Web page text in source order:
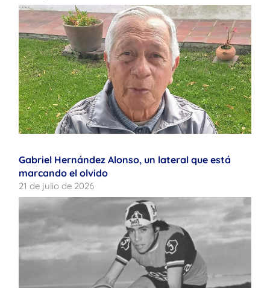
Gabriel Hernández Alonso, un lateral que está
marcando el olvido
21 de julio de 2026